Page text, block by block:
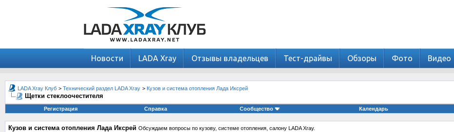
Новости LADA Xray Отзывы владельцев Тест-драйвы Обзоры Фото Видео
LADA Xray Клуб > Технический раздел LADA Xray > Кузов и система отопления Лада Иксрей
Щетки стеклоочестителя
Регистрация
Справка Сообщество Календарь
Кузов и система отопления Лада Иксрей Обсуждаем вопросы по кузову, системе отопления, салону LADA Xray.